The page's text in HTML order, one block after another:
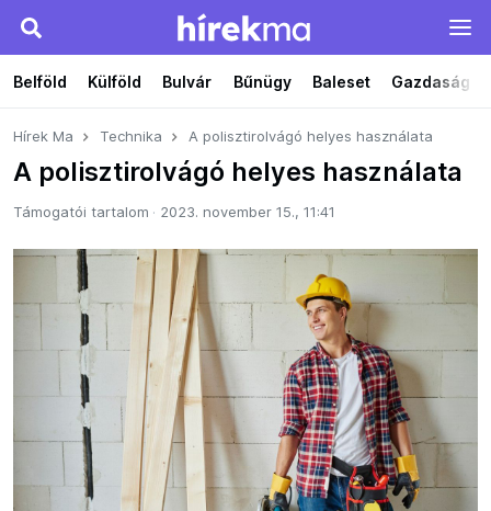
Belföld Külföld Bulvár Bűnügy Baleset Gazdaság
Hírek Ma Technika A polisztirolvágó helyes használata
A polisztirolvágó helyes használata
Támogatói tartalom 2023. november 15., 11:41